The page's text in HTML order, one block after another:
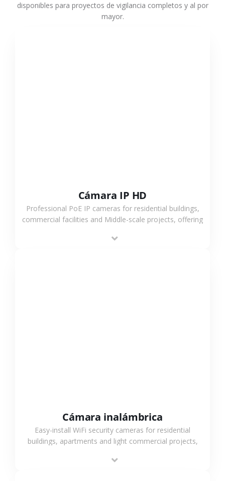
disponibles para proyectos de vigilancia completos y al por
mayor.
Cámara IP HD
Professional PoE IP cameras for residential buildings,
commercial facilities and Middle-scale projects, offering
support.
Cámara inalámbrica
Easy-install WiFi security cameras for residential
buildings, apartments and light commercial projects,
surveillance solutions.